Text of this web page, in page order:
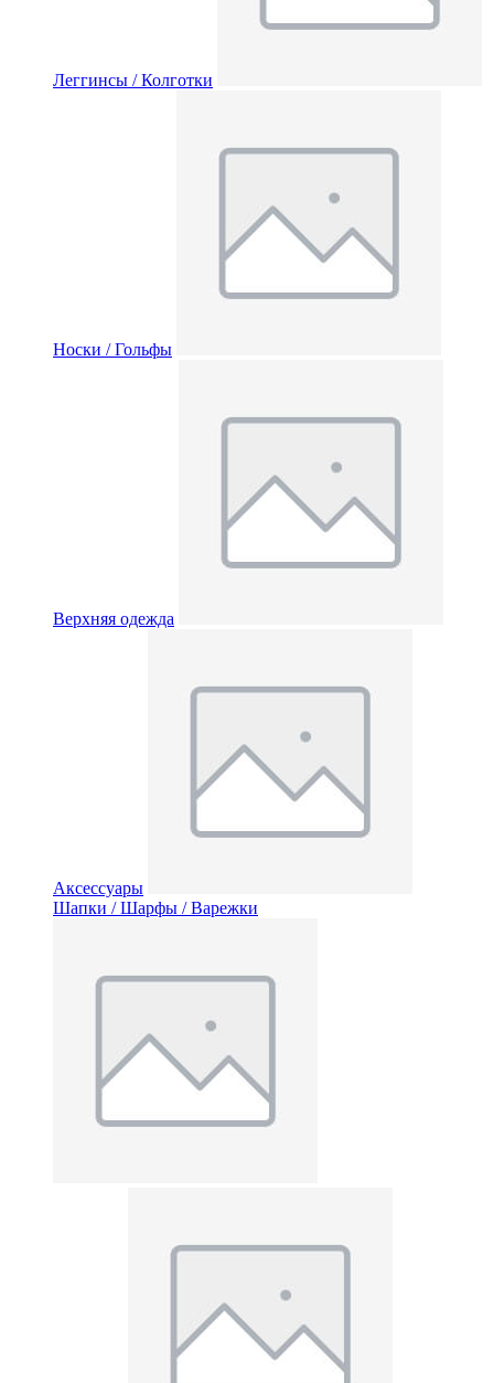
Леггинсы / Колготки
Носки / Гольфы
Верхняя одежда
Аксессуары
Шапки / Шарфы / Варежки